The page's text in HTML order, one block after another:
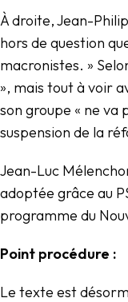
À droite, Jean-
hors de question
macronistes. »
», mais tout à voir
son groupe « ne va
suspension de la
Jean-Luc
adoptée grâce au
programme du
Point procédure :
Le texte est